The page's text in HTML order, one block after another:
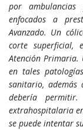
por ambulancias
enfocados a
Avanzado. Un
corte superficial,
Atención Primaria.
en tales
sanitario, además
debería
extrahospitalaria
se puede intentar